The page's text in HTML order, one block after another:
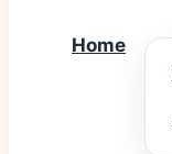
Home